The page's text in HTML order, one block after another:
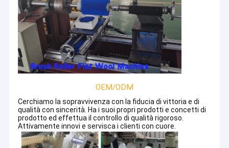
Prodotti
Mostra VR
OEM/ODM
Cerchiamo la sopravvivenza con la fiducia di vittoria e di
qualità con sincerità. Ha i suoi propri prodotti e concetti di
prodotto ed effettua il controllo di qualità rigoroso.
Attivamente innovi e servisca i clienti con cuore.
L'industria speciale il Co., la srl, provincia della
spazzola di Yongxing della contea di Qianshan,
l'Anhui, è stata stabilita nel 2006 ed è situata nella
città di Yuantan, la contea di Qianshan, la base di